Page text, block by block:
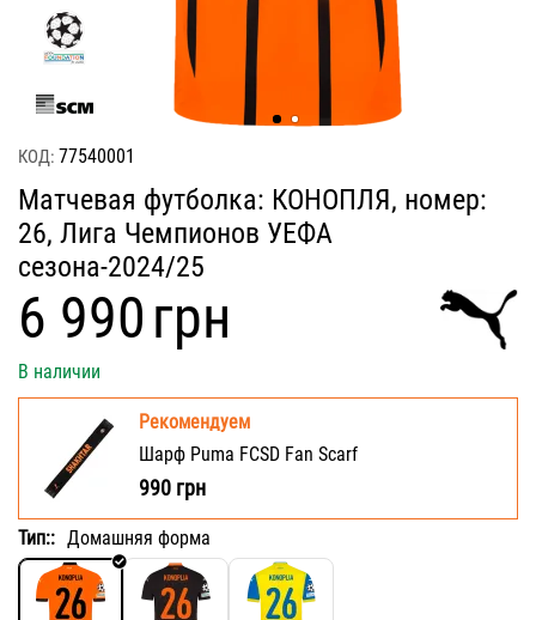
КОД: 77540001
Матчевая футболка: КОНОПЛЯ, номер:
26, Лига Чемпионов УЕФА
сезона-2024/25
‍6 990‍грн
В наличии
Рекомендуем
Шарф Puma FCSD Fan Scarf
990 грн
Тип:: Домашняя форма